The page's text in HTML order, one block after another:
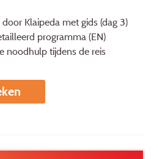
Klaipeda met gids (dag 3)
programma (EN)
noodhulp tijdens de reis